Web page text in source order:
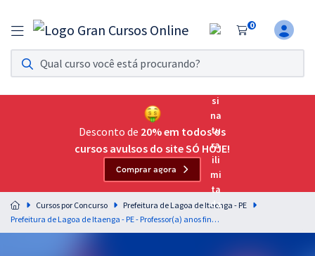
0
Assinatura Ilimitada 11
Acesso a todos os cursos. Teste grátis por 7 dias!
Assinatura OAB Até Passar
Acesso ilimitado a toda preparação para o Exame da
Residências Multiprofissionais
Preparação completa e intensiva para as principais
residências em saúde do Brasil
Desconto de 20% em todos os
cursos avulsos do site SÓ HOJE!
Comprar agora
Cursos por Concurso
Prefeitura de Lagoa de Itaenga - PE
Prefeitura de Lagoa de Itaenga - PE - Professor(a) anos finais - 6º ao 9º ano: Matemática